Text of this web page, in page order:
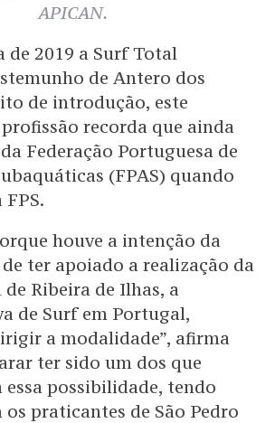
APICAN.
2019 a Surf Total
de Antero dos
de introdução, este
recorda que ainda
Federação Portuguesa de
(FPAS) quando
houve a intenção da
de ter apoiado a realização da
de Ribeira de Ilhas, a
de Surf em Portugal,
a modalidade”, afirma
ter sido um dos que
essa possibilidade, tendo
praticantes de São Pedro